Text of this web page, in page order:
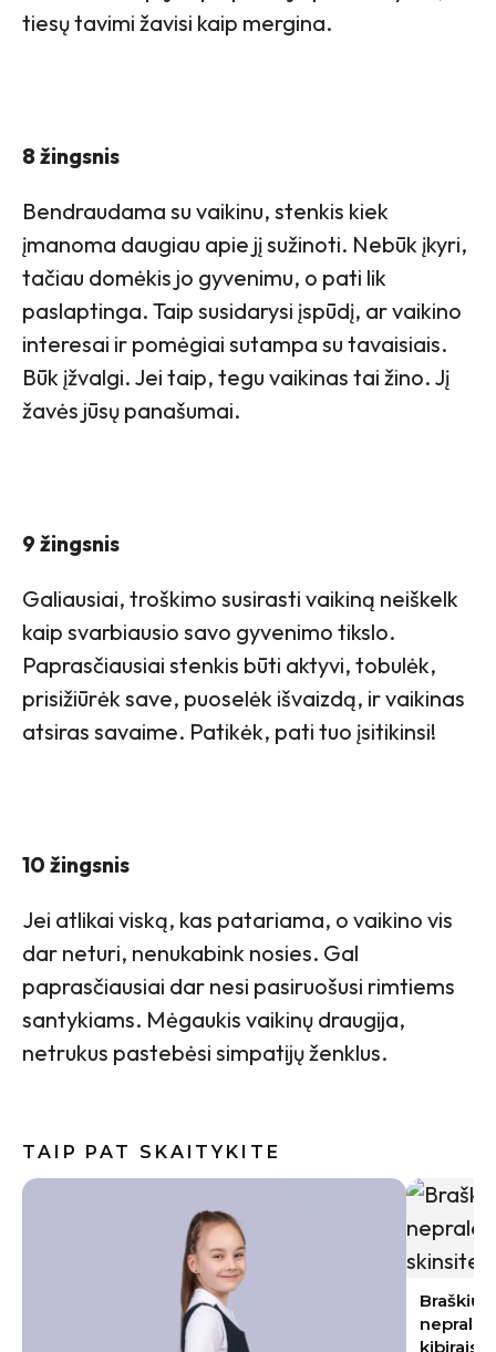
tiesų tavimi žavisi kaip mergina.
8 žingsnis
Bendraudama su vaikinu, stenkis kiek
įmanoma daugiau apie jį sužinoti. Nebūk įkyri,
tačiau domėkis jo gyvenimu, o pati lik
paslaptinga. Taip susidarysi įspūdį, ar vaikino
interesai ir pomėgiai sutampa su tavaisiais.
Būk įžvalgi. Jei taip, tegu vaikinas tai žino. Jį
žavės jūsų panašumai.
9 žingsnis
Galiausiai, troškimo susirasti vaikiną neiškelk
kaip svarbiausio savo gyvenimo tikslo.
Paprasčiausiai stenkis būti aktyvi, tobulėk,
prisižiūrėk save, puoselėk išvaizdą, ir vaikinas
atsiras savaime. Patikėk, pati tuo įsitikinsi!
10 žingsnis
Jei atlikai viską, kas patariama, o vaikino vis
dar neturi, nenukabink nosies. Gal
paprasčiausiai dar nesi pasiruošusi rimtiems
santykiams. Mėgaukis vaikinų draugija,
netrukus pastebėsi simpatijų ženklus.
TAIP PAT SKAITYKITE
Braškių sodinimas rugpjūtį 2026:
nepraleiskite šių datų – kitąmet skinsite